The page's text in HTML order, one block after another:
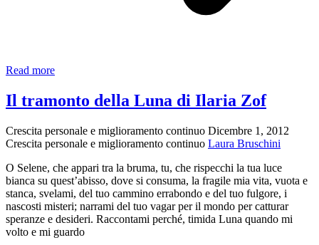
Read moreLo
innamorato
–
Bruschini
Il tramonto della Luna di Ilaria Zof
Crescita personale e miglioramento continuo Dicembre 1, 2012
Crescita personale e miglioramento continuo Laura Bruschini
O Selene, che appari tra la bruma, tu, che rispecchi la tua luce
bianca su quest’abisso, dove si consuma, la fragile mia vita, vuota e
stanca, svelami, del tuo cammino errabondo e del tuo fulgore, i
nascosti misteri; narrami del tuo vagar per il mondo per catturar
speranze e desideri. Raccontami perché, timida Luna quando mi
volto e mi guardo